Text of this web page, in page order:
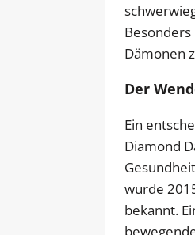
Dämonen
Der
Ein
Diamond
wurde
bekannt.